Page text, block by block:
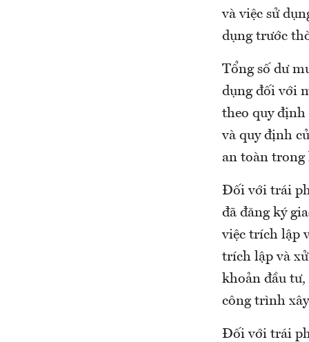
và việc sử
dụng trước
Tổng số dư
dụng đối với
theo quy định
và quy định
an toàn trong
Đối với trái
đã đăng ký
việc trích lập
trích lập và
khoản đầu
công trình
Đối với trái